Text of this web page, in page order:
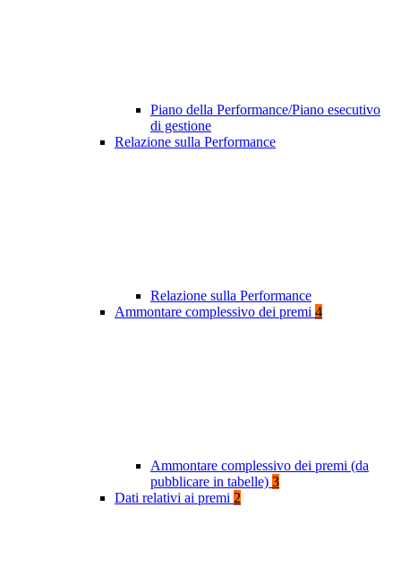
Piano della Performance/Piano esecutivo
di gestione
Relazione sulla Performance
Relazione sulla Performance
Ammontare complessivo dei premi 4
Ammontare complessivo dei premi (da
pubblicare in tabelle) 3
Dati relativi ai premi 2